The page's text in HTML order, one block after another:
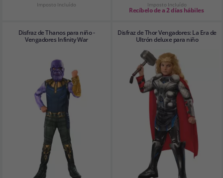
Imposto Incluído Imposto Incluído
Recíbelo de a 2 días hábiles
Disfraz de Thanos para niño -
Vengadores Infinity War
Disfraz de Thor Vengadores: La Era de
Ultrón deluxe para niño